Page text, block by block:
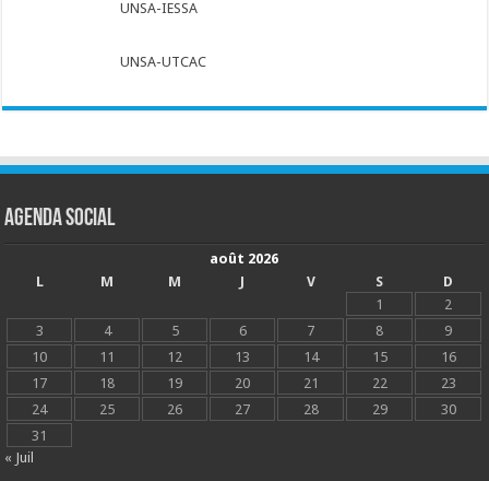
UNSA-IESSA
UNSA-UTCAC
Agenda social
août 2026
L
M M J V S
D
1
2
3
4 5 6 7 8
9
10
11 12 13 14 15
16
17
18 19 20 21 22
23
24
25 26 27 28 29
30
31
« Juil